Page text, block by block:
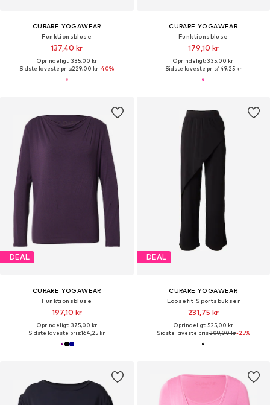
CURARE YOGAWEAR
Funktionsbluse
137,40 kr
Oprindeligt: 335,00 kr
Sidste laveste pris:229,00 kr-40%
CURARE YOGAWEAR
Funktionsbluse
179,10 kr
Oprindeligt: 335,00 kr
Sidste laveste pris:149,25 kr
DEAL
CURARE YOGAWEAR
Funktionsbluse
197,10 kr
Oprindeligt: 375,00 kr
Sidste laveste pris:164,25 kr
DEAL
CURARE YOGAWEAR
Loosefit Sportsbukser
231,75 kr
Oprindeligt: 525,00 kr
Sidste laveste pris:309,00 kr-25%